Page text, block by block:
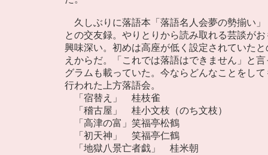
久しぶりに落語本「落語名人会夢の勢揃い
との交友録。やりとりから読み取れる芸談が
興味深い。初めは高座が低く設定されていた
えからだ。「これでは落語はできません」と
グラムも載っていた。今ならどんなことをし
行われた上方落語会。
「宿替え」 桂枝雀
「稽古屋」 桂小文枝（のち文枝）
「高津の富」笑福亭松鶴
「初天神」 笑福亭仁鶴
「地獄八景亡者戯」 桂米朝